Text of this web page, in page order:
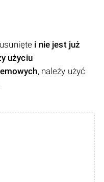
i nie jest już
użyciu
, należy użyć